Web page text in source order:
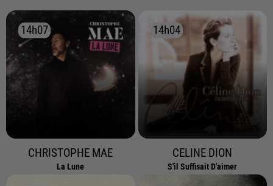
14h07
14h07
CHRISTOPHE MAE
La Lune
14h04
14h04
CELINE DION
S'il Suffisait D'aimer